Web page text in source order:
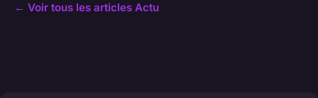
← Voir tous les articles Actu